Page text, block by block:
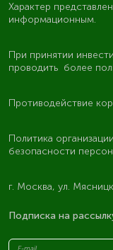
Характер
информационным.
При принятии
проводить более
Противодействие
Политика
безопасности
г. Москва, ул.
Подписка на